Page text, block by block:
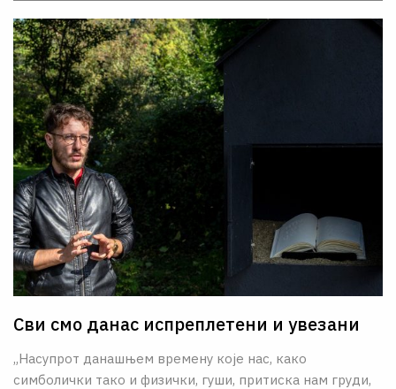
Сви смо данас испреплетени и увезани
„Насупрот данашњем времену које нас, како
симболички тако и физички, гуши, притиска нам груди,